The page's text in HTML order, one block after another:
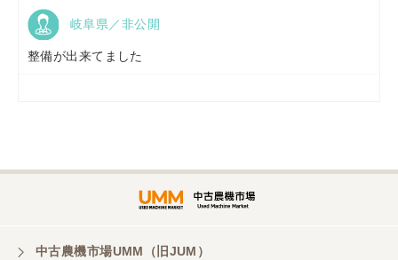
山形県／株式会社ノーキステージ
株式会社トミタモータース
岐阜県／非公開
整備が出来てました
中古農機市場UMM（旧JUM）